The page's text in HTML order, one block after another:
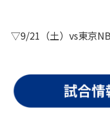
▽9/21（土）vs東京